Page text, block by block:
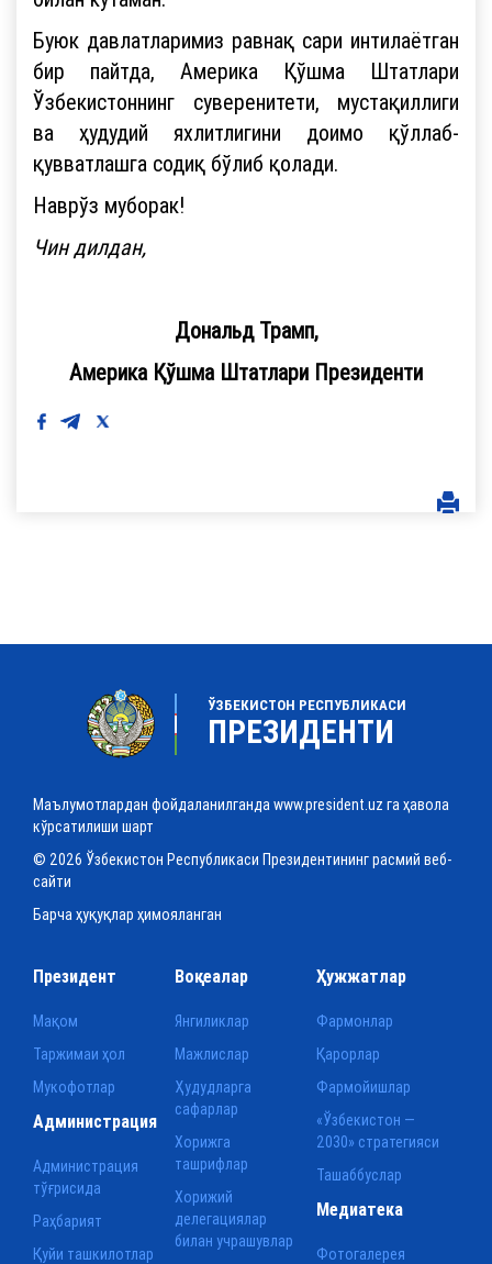
Буюк давлатларимиз равнақ сари интилаётган
бир пайтда, Америка Қўшма Штатлари
Ўзбекистоннинг суверенитети, мустақиллиги
ва ҳудудий яхлитлигини доимо қўллаб-
қувватлашга содиқ бўлиб қолади.
Наврўз муборак!
Чин дилдан,
Дональд Трамп,
Америка Қўшма Штатлари Президенти
ЎЗБЕКИСТОН РЕСПУБЛИКАСИ
ПРЕЗИДЕНТИ
Маълумотлардан фойдаланилганда www.president.uz га ҳавола
кўрсатилиши шарт
© 2026 Ўзбекистон Республикаси Президентининг расмий веб-
сайти
Барча ҳуқуқлар ҳимояланган
Президент
Мақом
Таржимаи ҳол
Мукофотлар
Воқеалар
Янгиликлар
Мажлислар
Ҳудудларга
сафарлар
Хорижга
ташрифлар
Хорижий
делегациялар
билан учрашувлар
Ҳужжатлар
Фармонлар
Қарорлар
Фармойишлар
«Ўзбекистон —
2030» стратегияси
Ташаббуслар
Администрация
Администрация
тўғрисида
Раҳбарият
Қуйи ташкилотлар
Медиатека
Фотогалерея